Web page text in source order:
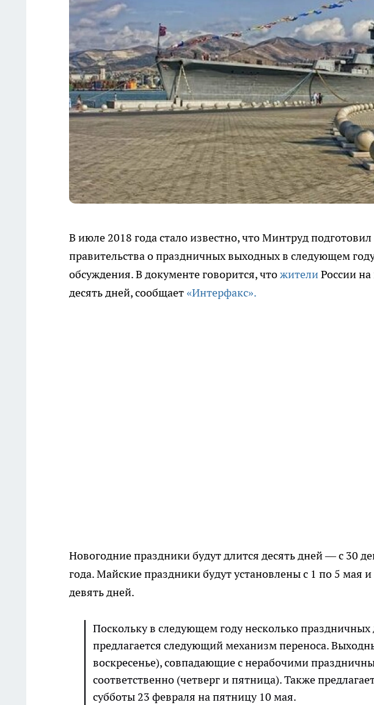
В июле 2018 года стало известно, что Минтруд
правительства о праздничных выходных в следующем
обсуждения. В документе говорится, чтожителиРоссии
десять дней, сообщает «Интерфакс».
Новогодние праздники будут длится десять дней — с 30
года. Майские праздники будут установлены с 1 по 5 мая
девять дней.
Поскольку в следующем году несколько
предлагается следующий механизм переноса.
воскресенье), совпадающие с нерабочими
соответственно (четверг и пятница). Также
субботы 23 февраля на пятницу 10 мая.